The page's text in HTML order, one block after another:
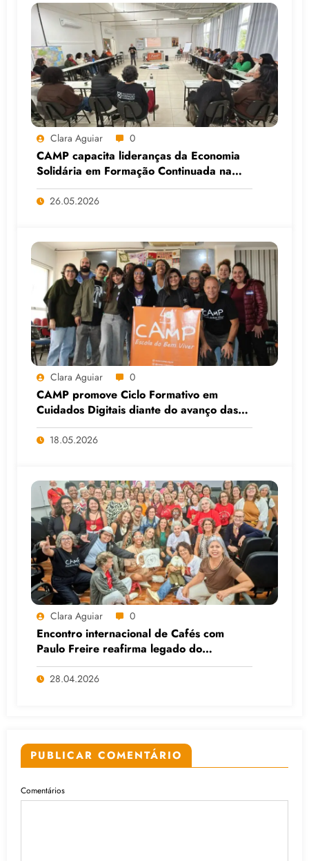
Clara Aguiar 0
CAMP capacita lideranças da Economia
Solidária em Formação Continuada na
Faculdade do Assentamento do MST, em
Viamão (RS)
26.05.2026
Clara Aguiar 0
CAMP promove Ciclo Formativo em
Cuidados Digitais diante do avanço das
Big Techs e da IA
18.05.2026
Clara Aguiar 0
Encontro internacional de Cafés com
Paulo Freire reafirma legado do
educador popular
28.04.2026
PUBLICAR COMENTÁRIO
Comentários